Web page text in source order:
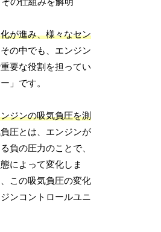
が進み、様々なセン
の中でも、エンジン
要な役割を担ってい
」です。
ジンの吸気負圧を測
圧とは、エンジンが
負の圧力のことで、
によって変化しま
この吸気負圧の変化
ンコントロールユニ